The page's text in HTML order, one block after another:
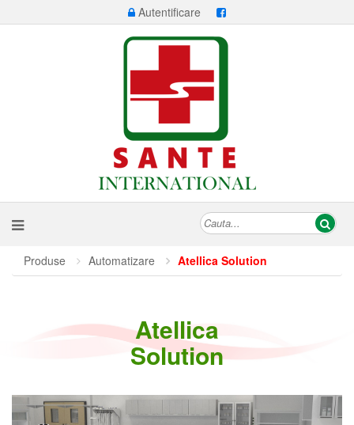
Autentificare
Produse Automatizare Atellica Solution
Atellica
Solution